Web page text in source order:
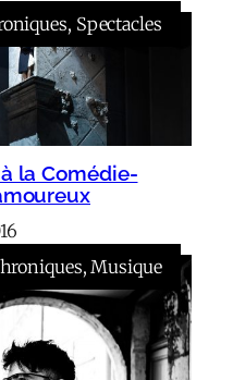
, Spectacles
la Comédie-
, Musique